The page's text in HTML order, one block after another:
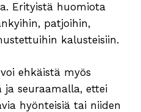
Erityistä huomiota
patjoihin,
kalusteisiin.
ehkäistä myös
seuraamalla, ettei
hyönteisiä tai niiden